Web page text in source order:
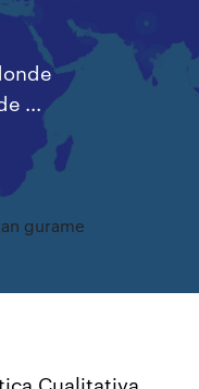
...
gurame
Cualitativa